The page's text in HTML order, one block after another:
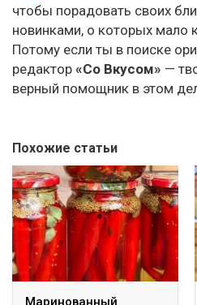
чтобы порадовать своих
новинками, о которых мало
Потому если ты в поиске
редактор «Со Вкусом» —
верный помощник в этом
Похожие статьи
Маринованный